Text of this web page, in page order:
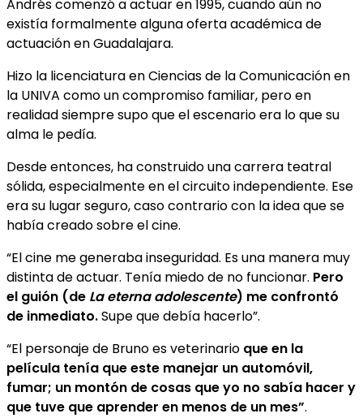
Andrés comenzó a actuar en 1995, cuando aún no
existía formalmente alguna oferta académica de
actuación en Guadalajara.
Hizo la licenciatura en Ciencias de la Comunicación en
la UNIVA como un compromiso familiar, pero en
realidad siempre supo que el escenario era lo que su
alma le pedía.
Desde entonces, ha construido una carrera teatral
sólida, especialmente en el circuito independiente. Ese
era su lugar seguro, caso contrario con la idea que se
había creado sobre el cine.
“El cine me generaba inseguridad. Es una manera muy
distinta de actuar. Tenía miedo de no funcionar. Pero
el guión (de La eterna adolescente) me confrontó
de inmediato.Supe que debía hacerlo”.
“El personaje de Bruno es veterinario que en la
película tenía que este manejar un automóvil,
fumar; un montón de cosas que yo no sabía hacer y
que tuve que aprender en menos de un mes”.